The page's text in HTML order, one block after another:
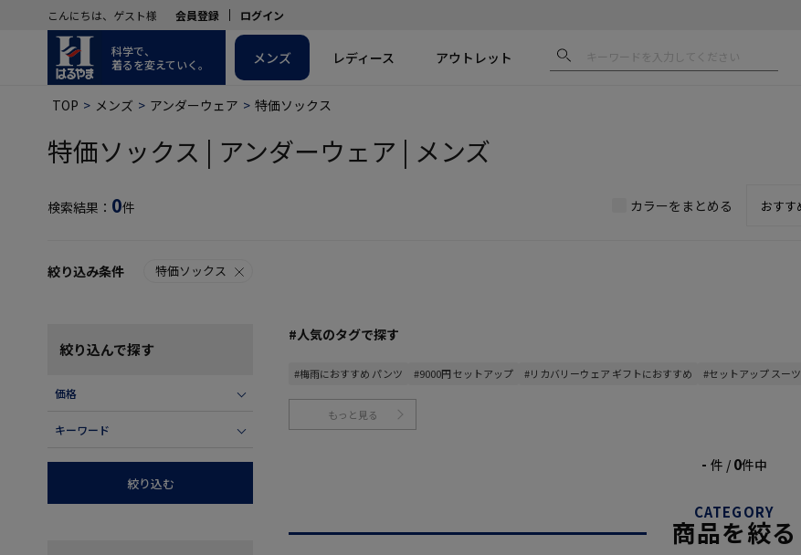
こんにちは、ゲスト様 会員登録 ログイン
科学で、
着るを変えていく。
メンズ レディース アウトレット
TOP メンズ アンダーウェア 特価ソックス
特価ソックス | アンダーウェア | メンズ
検索結果： 0件 カラーをまとめる
絞り込み条件 特価ソックス
絞り込んで探す
価格
キーワード
絞り込む
#人気のタグで探す
#梅雨におすすめ パンツ #9000円 セットアップ #リカバリーウェア ギフトにおすすめ #セットアップ スーツ
もっと見る
- 件 / 0件中
CATEGORY
商品を絞る